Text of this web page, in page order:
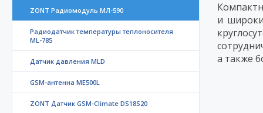
ZONT Радиомодуль МЛ-590
Радиодатчик температуры теплоносителя
ML-785
Датчик давления MLD
GSM-антенна ME500L
ZONT Датчик GSM-Climate DS18S20
и
а также